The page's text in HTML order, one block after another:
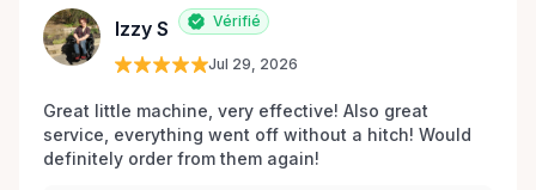
Izzy S Vérifié
Jul 29, 2026
Great little machine, very effective! Also great
service, everything went off without a hitch! Would
definitely order from them again!